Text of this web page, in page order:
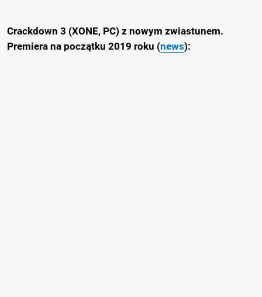
Crackdown 3 (XONE, PC) z nowym zwiastunem.
Premiera na początku 2019 roku (news):